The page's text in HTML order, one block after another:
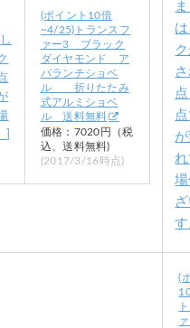
(ポイント10倍
~4/25)トランスフ
ァー3 ブラック
ダイヤモンド ア
バランチショベ
ル 折りたたみ
式アルミショベ
ル 送料無料
価格：7020円（税
込、送料無料)
(2017/3/16時点)
(